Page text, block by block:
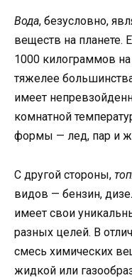
Вода, безусловно,
веществ на планете.
1000 килограммов
тяжелее
имеет
комнатной
формы — лед, пар и
С другой стороны,
видов — бензин,
имеет свои
разных целей. В
смесь химических
жидкой или